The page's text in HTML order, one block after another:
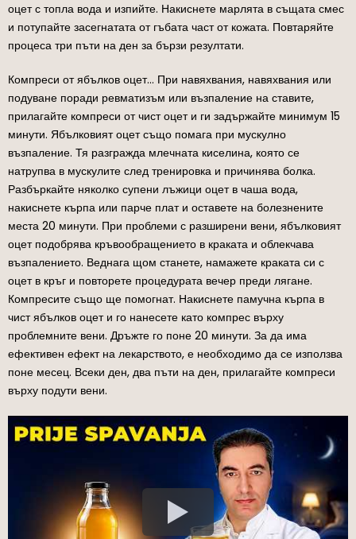
оцет с топла вода и изпийте. Накиснете марлята в същата смес
и потупайте засегнатата от гъбата част от кожата. Повтаряйте
процеса три пъти на ден за бързи резултати.
Компреси от ябълков оцет… При навяхвания, навяхвания или
подуване поради ревматизъм или възпаление на ставите,
прилагайте компреси от чист оцет и ги задържайте минимум 15
минути. Ябълковият оцет също помага при мускулно
възпаление. Тя разгражда млечната киселина, която се
натрупва в мускулите след тренировка и причинява болка.
Разбъркайте няколко супени лъжици оцет в чаша вода,
накиснете кърпа или парче плат и оставете на болезнените
места 20 минути. При проблеми с разширени вени, ябълковият
оцет подобрява кръвообращението в краката и облекчава
възпалението. Веднага щом станете, намажете краката си с
оцет в кръг и повторете процедурата вечер преди лягане.
Компресите също ще помогнат. Накиснете памучна кърпа в
чист ябълков оцет и го нанесете като компрес върху
проблемните вени. Дръжте го поне 20 минути. За да има
ефективен ефект на лекарството, е необходимо да се използва
поне месец. Всеки ден, два пъти на ден, прилагайте компреси
върху подути вени.